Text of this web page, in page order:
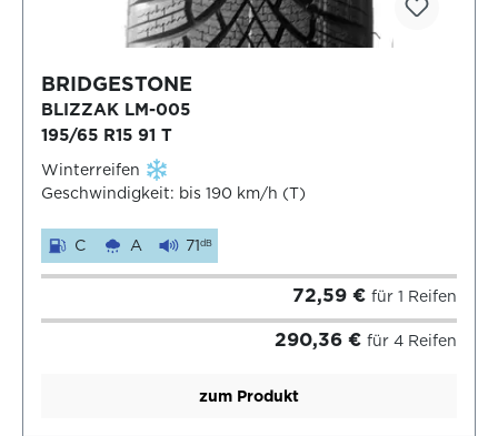
BRIDGESTONE
BLIZZAK LM-005
195/65 R15 91 T
Winterreifen
Geschwindigkeit: bis 190 km/h (T)
C A 71dB
72,59 € für 1 Reifen
290,36 € für 4 Reifen
zum Produkt